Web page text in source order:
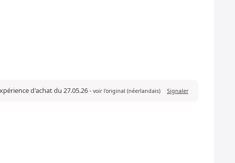
d'achat du 27.05.26- voir l'original (néerlandais) Signaler